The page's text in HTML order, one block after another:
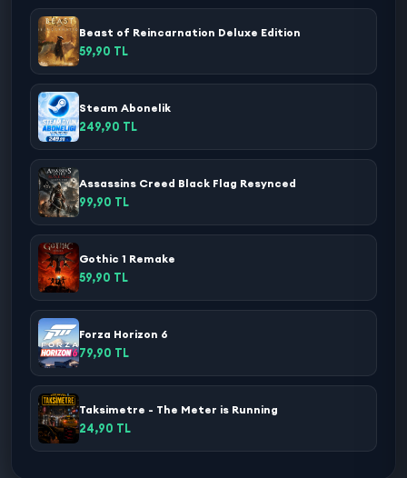
Beast of Reincarnation Deluxe Edition
59,90 TL
Steam Abonelik
249,90 TL
Assassins Creed Black Flag Resynced
99,90 TL
Gothic 1 Remake
59,90 TL
Forza Horizon 6
79,90 TL
Taksimetre - The Meter is Running
24,90 TL